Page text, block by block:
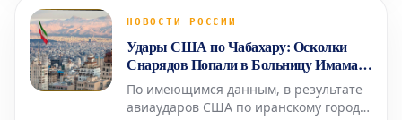
агентство AFP. Следственные судьи,
причастности его платформы к про
НОВОСТИ РОССИИ
Удары США по Чабахару: Осколки
Снарядов Попали в Больницу Имама
Али
По имеющимся данным, в результате
авиаударов США по иранскому городу